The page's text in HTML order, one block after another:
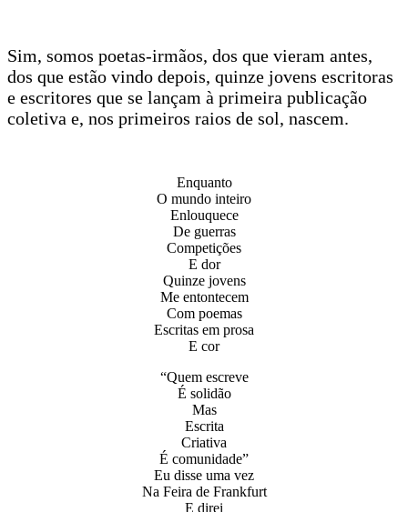
Sim, somos poetas-irmãos, dos que vieram antes,
dos que estão vindo depois, quinze jovens escritoras
e escritores que se lançam à primeira publicação
coletiva e, nos primeiros raios de sol, nascem.
Enquanto
O mundo inteiro
Enlouquece
De guerras
Competições
E dor
Quinze jovens
Me entontecem
Com poemas
Escritas em prosa
E cor
“Quem escreve
É solidão
Mas
Escrita
Criativa
É comunidade”
Eu disse uma vez
Na Feira de Frankfurt
E direi